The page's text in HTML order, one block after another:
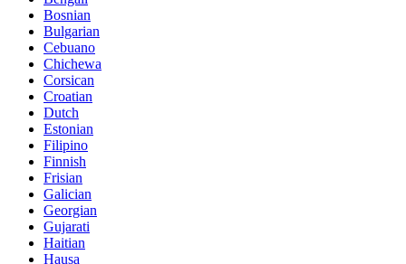
Bosnian
Bulgarian
Cebuano
Chichewa
Corsican
Croatian
Dutch
Estonian
Filipino
Finnish
Frisian
Galician
Georgian
Gujarati
Haitian
Hausa